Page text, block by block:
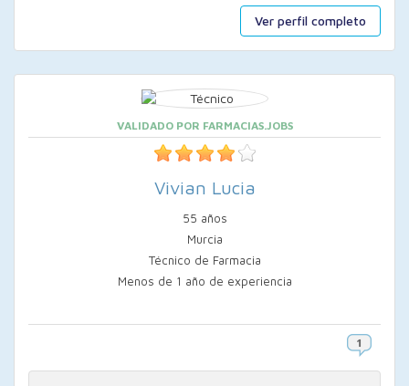
Ver perfil completo
VALIDADO POR FARMACIAS.JOBS
Vivian Lucia
55 años
Murcia
Técnico de Farmacia
Menos de 1 año de experiencia